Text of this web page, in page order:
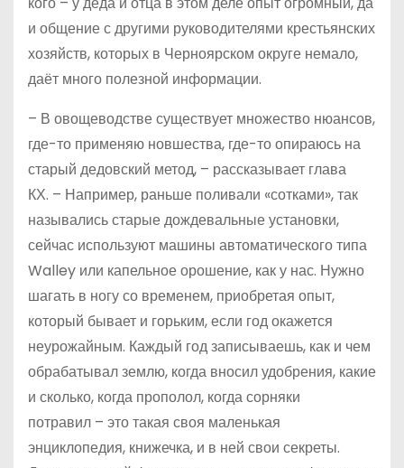
и общение с другими руководителями крестьянских
хозяйств, которых в Черноярском округе немало,
даёт много полезной информации.
– В овощеводстве существует множество нюансов,
где-то применяю новшества, где-то опираюсь на
старый дедовский метод, – рассказывает глава
КХ. – Например, раньше поливали «сотками», так
назывались старые дождевальные установки,
сейчас используют машины автоматического типа
Walley или капельное орошение, как у нас. Нужно
шагать в ногу со временем, приобретая опыт,
который бывает и горьким, если год окажется
неурожайным. Каждый год записываешь, как и чем
обрабатывал землю, когда вносил удобрения, какие
и сколько, когда прополол, когда сорняки
потравил – это такая своя маленькая
энциклопедия, книжечка, и в ней свои секреты.